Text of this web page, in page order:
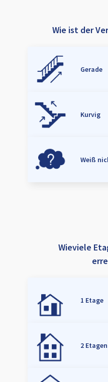
Wie ist der
Gerade
Kurvig
Weiß
Wieviele
1 Etage
2 Etagen